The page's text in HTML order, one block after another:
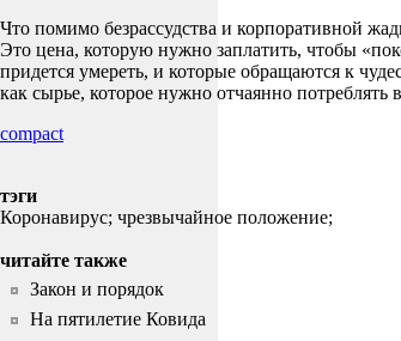
Что помимо безрассудства и корпоративной
Это цена, которую нужно заплатить, чтобы
придется умереть, и которые обращаются к
как сырье, которое нужно отчаянно
compact
тэги
Коронавирус; чрезвычайное положение;
читайте также
Закон и порядок
На пятилетие Ковида